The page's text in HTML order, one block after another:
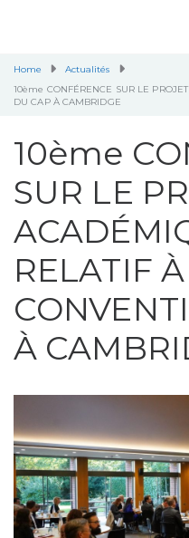
Home
Actualités
10ème CONFÉRENCE SUR LE
DU CAP À CAMBRIDGE
10ème
SUR LE
RELATIF
À